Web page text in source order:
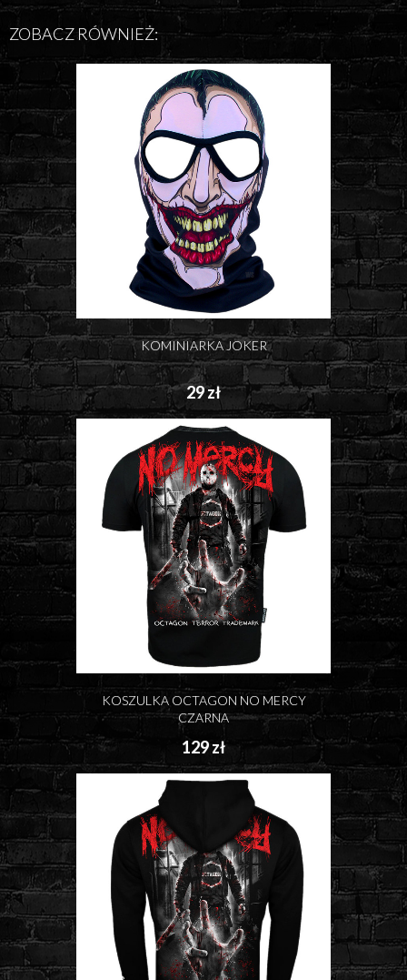
ZOBACZ RÓWNIEŻ:
KOMINIARKA JOKER
29 zł
KOSZULKA OCTAGON NO MERCY
CZARNA
129 zł